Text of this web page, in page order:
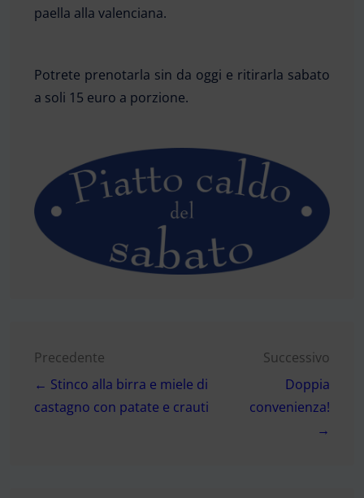
paella alla valenciana.
Potrete prenotarla sin da oggi e ritirarla sabato
a soli 15 euro a porzione.
Navigazione
articoli
Precedente
← Stinco alla birra e miele di
castagno con patate e crauti
Successivo
Doppia
convenienza!
→